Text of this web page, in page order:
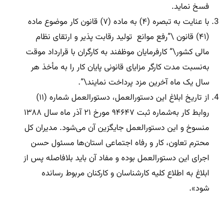
فسخ نماید.
با عنایت به تبصره (۴) به ماده (۷) قانون کار موضوع ماده
(۴۱) قانون \”رفع موانع تولید رقابت پذیر و ارتقای نظام
مالی کشور\” کارفرمایان موظفند به کارگران با قرارداد موقت
به‌نسبت مدت کارگر مزایای قانونی پایان کار را به مأخذ هر
سال یک ماه آخرین مزد پرداخت نمایند\”.
از تاریخ ابلاغ این دستورالعمل، دستورالعمل شماره (۱۱)
روابط کار به‌شماره ثبت ۹۴۶۴۷ مورخ ۲۱ آذر ماه سال ۱۳۸۸
منسوخ و این دستورالعمل جایگزین آن می‌شود. مدیران کل
محترم تعاون، کار و رفاه اجتماعی استان‌ها مسئول حسن
اجرای این دستورالعمل بوده و مفاد آن باید بلافاصله پس از
ابلاغ به اطلاع کلیه کارشناسان و کارکنان مربوط رسانده
شود».